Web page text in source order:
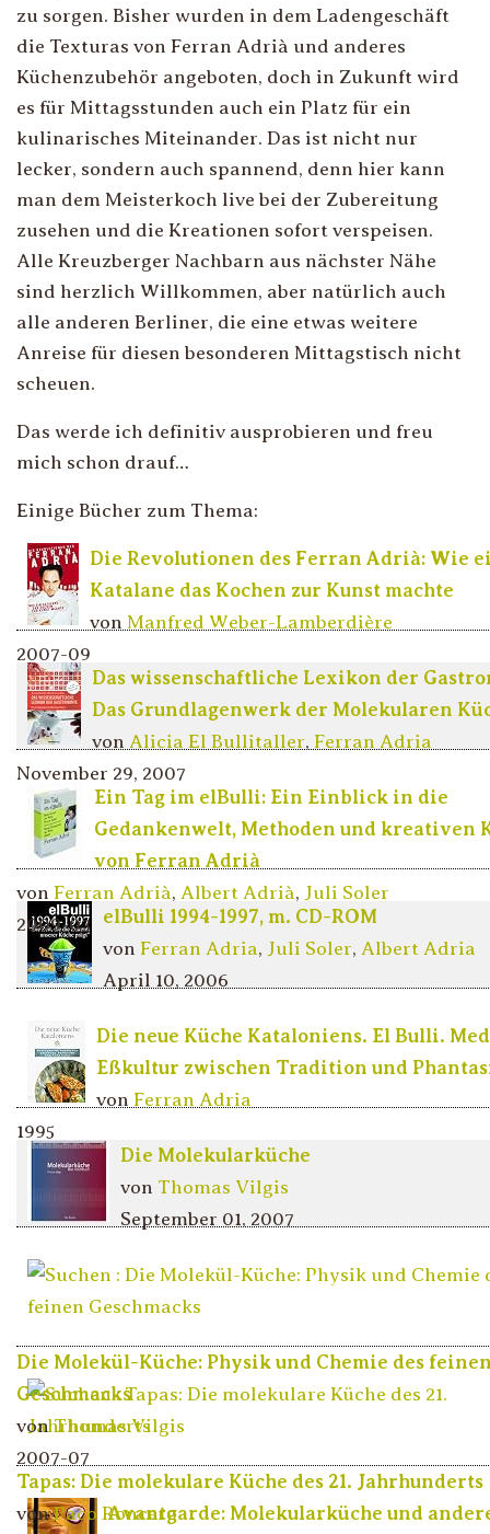
zu sorgen. Bisher wurden in dem Ladengeschäft
die Texturas von Ferran Adrià und anderes
Küchenzubehör angeboten, doch in Zukunft wird
es für Mittagsstunden auch ein Platz für ein
kulinarisches Miteinander. Das ist nicht nur
lecker, sondern auch spannend, denn hier kann
man dem Meisterkoch live bei der Zubereitung
zusehen und die Kreationen sofort verspeisen.
Alle Kreuzberger Nachbarn aus nächster Nähe
sind herzlich Willkommen, aber natürlich auch
alle anderen Berliner, die eine etwas weitere
Anreise für diesen besonderen Mittagstisch nicht
scheuen.
Das werde ich definitiv ausprobieren und freu
mich schon drauf…
Einige Bücher zum Thema:
Die Revolutionen des Ferran Adrià: Wie
Katalane das Kochen zur Kunst machte
von Manfred Weber-Lamberdière
2007-09
Das wissenschaftliche Lexikon der
Das Grundlagenwerk der Molekularen
von Alicia El Bullitaller, Ferran Adria
November 29, 2007
Ein Tag im elBulli: Ein Einblick in die
Gedankenwelt, Methoden und kreativen
von Ferran Adrià
von Ferran Adrià, Albert Adrià, Juli Soler
2009-03 elBulli 1994-1997, m. CD-ROM
von Ferran Adria, Juli Soler, Albert Adria
April 10, 2006
Die neue Küche Kataloniens. El Bulli.
Eßkultur zwischen Tradition und
von Ferran Adria
1995
Die Molekularküche
von Thomas Vilgis
September 01, 2007
Die Molekül-Küche: Physik und Chemie des
Geschmacks
vonThomas Vilgis
2007-07
Tapas: Die molekulare Küche des 21. Jahrhunderts
vonPaco Roncero
Avantgarde: Molekularküche und